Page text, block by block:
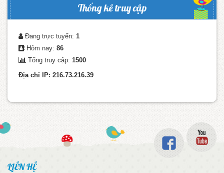
Thống kê truy cập
Đang trực tuyến: 1
Hôm nay: 86
Tổng truy cập: 1500
Địa chỉ IP: 216.73.216.39
LIÊN HỆ